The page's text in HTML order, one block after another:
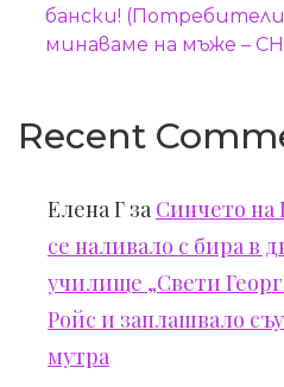
бански!
минаваме на мъже –
Recent
Елена Г за Синчето
се наливало с бира в
училище „Свети
Ройс и заплашвало
мутра